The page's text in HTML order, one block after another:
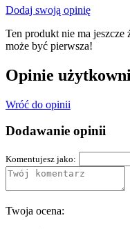
Dodaj swoją opinię
Ten produkt nie ma
może być pierwsza!
Opinie
Wróć do opinii
Dodawanie opinii
Komentujesz jako:
Twoja ocena: